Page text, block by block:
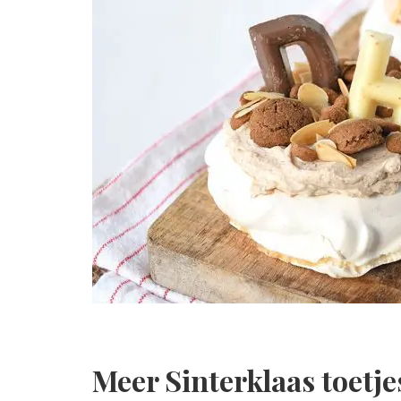
Meer Sinterklaas